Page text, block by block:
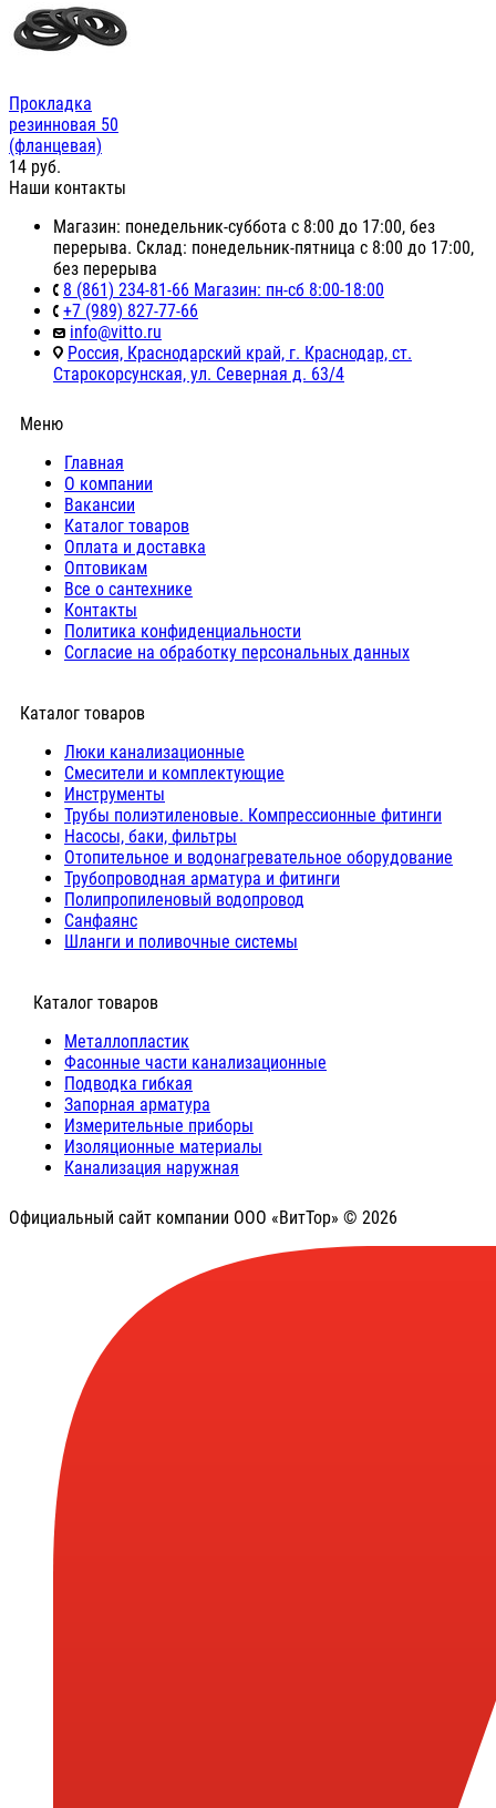
Прокладка
резинновая 50
(фланцевая)
14 руб.
Наши контакты
Магазин: понедельник-суббота с 8:00 до 17:00, без
перерыва. Склад: понедельник-пятница с 8:00 до 17:00,
без перерыва
8 (861) 234-81-66 Магазин: пн-сб 8:00-18:00
+7 (989) 827-77-66
info@vitto.ru
Россия, Краснодарский край, г. Краснодар, ст.
Старокорсунская, ул. Северная д. 63/4
Меню
Главная
О компании
Вакансии
Каталог товаров
Оплата и доставка
Оптовикам
Все о сантехнике
Контакты
Политика конфиденциальности
Согласие на обработку персональных данных
Каталог товаров
Люки канализационные
Cмесители и комплектующие
Инструменты
Трубы полиэтиленовые. Компрессионные фитинги
Насосы, баки, фильтры
Отопительное и водонагревательное оборудование
Трубопроводная арматура и фитинги
Полипропиленовый водопровод
Санфаянс
Шланги и поливочные системы
⠀Каталог товаров
Металлопластик
Фасонные части канализационные
Подводка гибкая
Запорная арматура
Измерительные приборы
Изоляционные материалы
Канализация наружная
Официальный сайт компании ООО «ВитТор» © 2026